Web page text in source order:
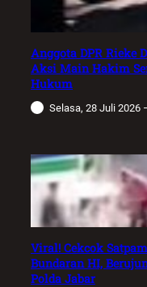
Anggota DPR Rieke
Aksi Main Hakim
Hukum
Selasa, 28 Juli 2026
Viral! Cekcok
Bundaran HI,
Polda Jabar